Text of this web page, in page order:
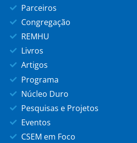
Parceiros
Congregação
REMHU
Livros
Artigos
Programa
Núcleo Duro
Pesquisas e Projetos
Eventos
CSEM em Foco